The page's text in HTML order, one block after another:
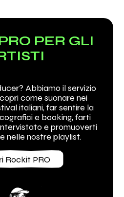
PER GLI
Abbiamo il servizio
come suonare nei
italiani, far sentire la
e booking, farti
e promuoverti
nelle nostre playlist.
Rockit PRO